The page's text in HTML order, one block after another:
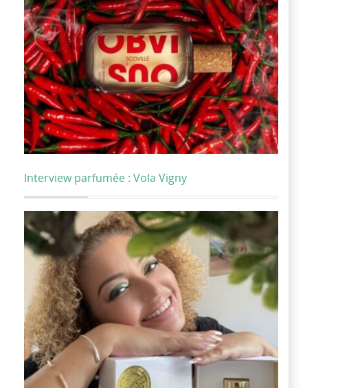
Interview parfumée : Vola Vigny